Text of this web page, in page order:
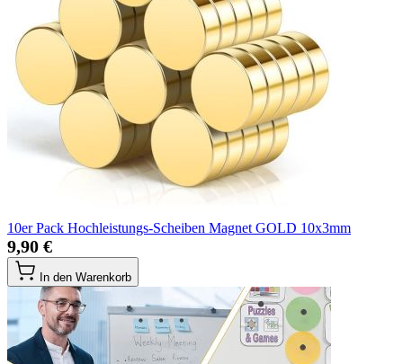
10er Pack Hochleistungs-Scheiben Magnet GOLD 10x3mm
9,90 €
In den Warenkorb